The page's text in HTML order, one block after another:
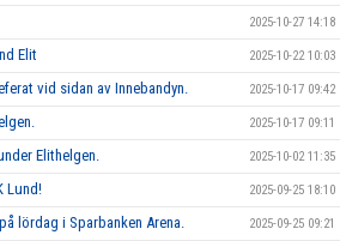
2025-10-27 14:18
Elit 2025-10-22 10:03
vid sidan av Innebandyn. 2025-10-17 09:42
2025-10-17 09:11
Elithelgen. 2025-10-02 11:35
Lund! 2025-09-25 18:10
lördag i Sparbanken Arena. 2025-09-25 09:21